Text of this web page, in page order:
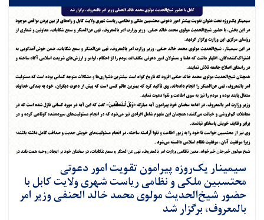
سیمینار یک‌روزه پیرامون تقویت امور دعوتی
محتسبین ملکی و نظامی ریاست شهری ولایت کابل با
حضور شیخ‌الحدیث مولوی محمد خالد الحنفی وزیر امر
بالمعروف، برگزار شد